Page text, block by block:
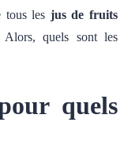
tous les jus de fruits
Alors, quels sont les
quels